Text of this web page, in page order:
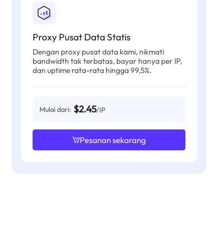
Proxy Pusat Data Statis
Dengan proxy pusat data kami, nikmati
bandwidth tak terbatas, bayar hanya per IP,
dan uptime rata-rata hingga 99,5%.
Mulai dari: $2.45/IP
Pesanan sekarang